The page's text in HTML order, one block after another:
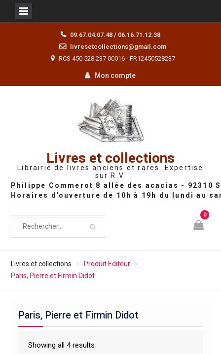
09.67.04.07.48 / 06.16.71.12.38
livresetcollections@gmail.com
RCS 450 528 237 00016 - FR12450528237
Mon compte
Livres et collections
Librairie de livres anciens et rares. Expertise
sur R.V.
0
Livres et collections
Produit Editeur
Paris, Pierre et Firmin Didot
Paris, Pierre et Firmin Didot
Showing all 4 results